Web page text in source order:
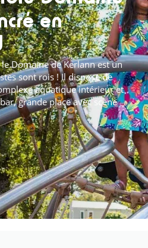
en
Domaine de Kerlann est un
sont rois ! Il dispose de
aquatique intérieur et
grande place avec scène